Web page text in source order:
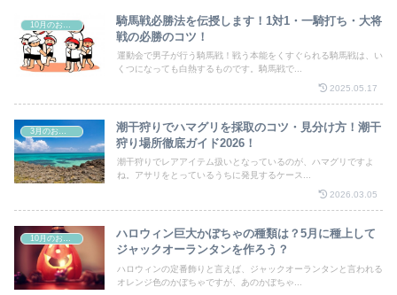
10月のお祭り
騎馬戦必勝法を伝授します！1対1・一騎打ち・大将
戦の必勝のコツ！
運動会で男子が行う騎馬戦！戦う本能をくすぐられる騎馬戦は、い
くつになっても白熱するものです。騎馬戦で...
2025.05.17
3月のお祭り
潮干狩りでハマグリを採取のコツ・見分け方！潮干
狩り場所徹底ガイド2026！
潮干狩りでレアアイテム扱いとなっているのが、ハマグリですよ
ね。アサリをとっているうちに発見するケース...
2026.03.05
ハロウィン巨大かぼちゃの種類は？5月に種上して
ジャックオーランタンを作ろう？
ハロウィンの定番飾りと言えば、ジャックオーランタンと言われる
オレンジ色のかぼちゃですが、あのかぼちゃ...